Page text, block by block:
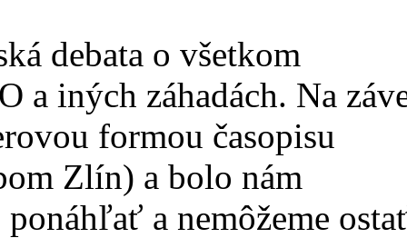
debata o všetkom
a iných záhadách. Na
formou časopisu
Zlín) a bolo nám
a nemôžeme